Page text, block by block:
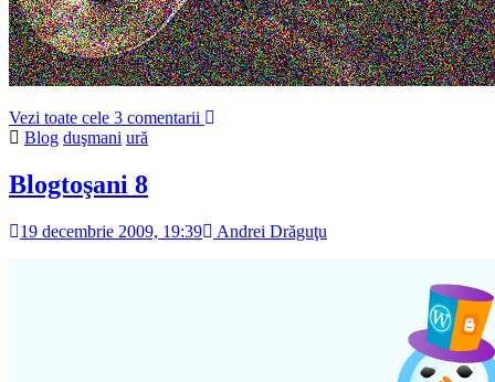
Vezi toate cele 3 comentarii
Blog duşmani ură
Blogtoşani 8
19 decembrie 2009, 19:39 Andrei Drăguţu